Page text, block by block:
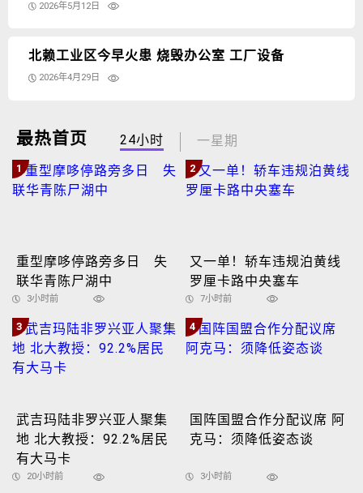
2026年5月12日
北赖工业区今早火患 烧毁办公室 工厂设备
2026年4月29日
最热首页 24小时 一星期
1
重型摩哆停路旁多日 失
联华青陈尸湖中
3小时前
2
又一单！轿车违规泊黄线
罗厘卡路中央塞车
7小时前
3
武吉玛陆非罗兴亚人聚集
地 北大教授：92.2%居民
有大马卡
20小时前
4
国阵国盟合作分配议席 阿
克马：须降低姿态谈
3小时前